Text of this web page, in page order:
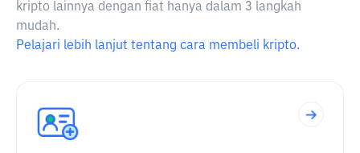
kripto lainnya dengan fiat hanya dalam 3 langkah
mudah.
Pelajari lebih lanjut tentang cara membeli kripto.